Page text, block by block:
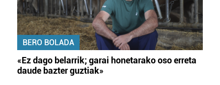
BERO BOLADA
«Ez dago belarrik; garai honetarako oso erreta
daude bazter guztiak»